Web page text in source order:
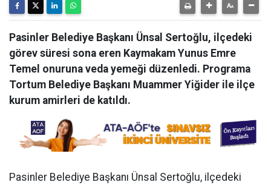
Pasinler Belediye Başkanı Ünsal Sertoğlu, ilçedeki
görev süresi sona eren Kaymakam Yunus Emre
Temel onuruna veda yemeği düzenledi. Programa
Tortum Belediye Başkanı Muammer Yiğider ile ilçe
kurum amirleri de katıldı.
Pasinler Belediye Başkanı Ünsal Sertoğlu, ilçedeki